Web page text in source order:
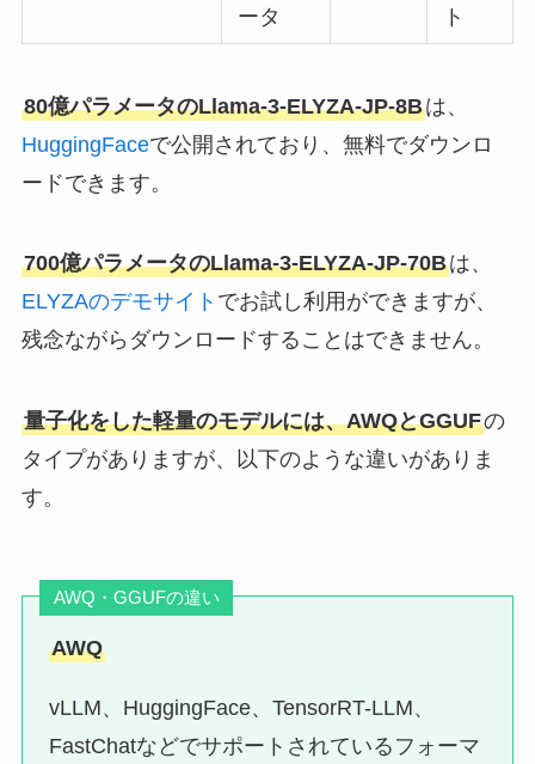
ータ
ト
80億パラメータのLlama-3-ELYZA-JP-8Bは、
HuggingFaceで公開されており、無料でダウンロ
ードできます。
700億パラメータのLlama-3-ELYZA-JP-70Bは、
ELYZAのデモサイト でお試し利用ができますが、
残念ながらダウンロードすることはできません。
量子化をした軽量のモデルには、AWQとGGUFの
タイプがありますが、以下のような違いがありま
す。
AWQ・GGUFの違い
AWQ
vLLM、HuggingFace、TensorRT-LLM、
FastChatなどでサポートされているフォーマ